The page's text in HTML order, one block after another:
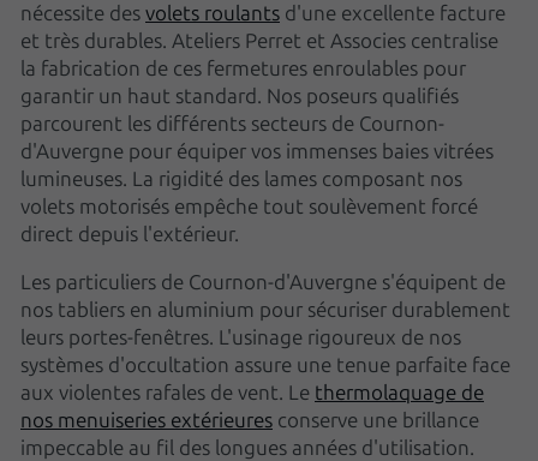
nécessite des volets roulants d'une excellente facture
et très durables. Ateliers Perret et Associes centralise
la fabrication de ces fermetures enroulables pour
garantir un haut standard. Nos poseurs qualifiés
parcourent les différents secteurs de Cournon-
d'Auvergne pour équiper vos immenses baies vitrées
lumineuses. La rigidité des lames composant nos
volets motorisés empêche tout soulèvement forcé
direct depuis l'extérieur.
Les particuliers de Cournon-d'Auvergne s'équipent de
nos tabliers en aluminium pour sécuriser durablement
leurs portes-fenêtres. L'usinage rigoureux de nos
systèmes d'occultation assure une tenue parfaite face
aux violentes rafales de vent. Le thermolaquage de
nos menuiseries extérieures conserve une brillance
impeccable au fil des longues années d'utilisation.